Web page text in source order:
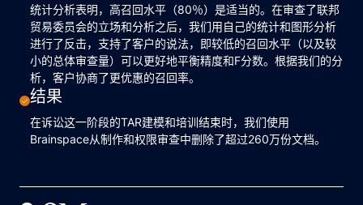
统计分析表明，高召回水平（80％）是适当的。在审查了联邦
贸易委员会的立场和分析之后，我们用自己的统计和图形分析
进行了反击，支持了客户的说法，即较低的召回水平（以及较
小的总体审查量）可以更好地平衡精度和F分数。根据我们的分
析，客户协商了更优惠的召回率。
结果
在诉讼这一阶段的TAR建模和培训结束时，我们使用
Brainspace从制作和权限审查中删除了超过260万份文档。